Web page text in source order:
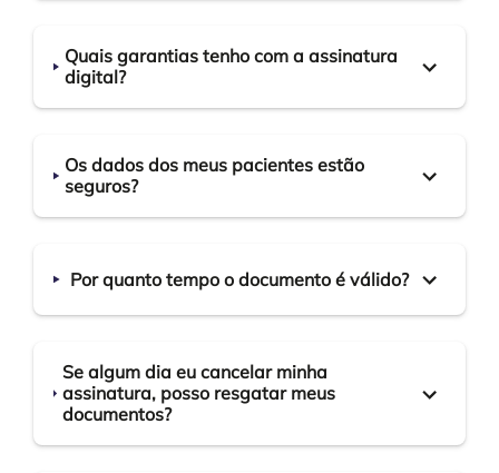
Quais garantias tenho com a assinatura
digital?
Os dados dos meus pacientes estão
seguros?
Por quanto tempo o documento é válido?
Se algum dia eu cancelar minha
assinatura, posso resgatar meus
documentos?